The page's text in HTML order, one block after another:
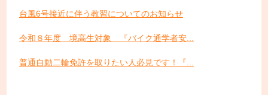
台風6号接近に伴う教習についてのお知らせ
令和８年度 境高生対象 『バイク通学者安...
普通自動二輪免許を取りたい人必見です！『...